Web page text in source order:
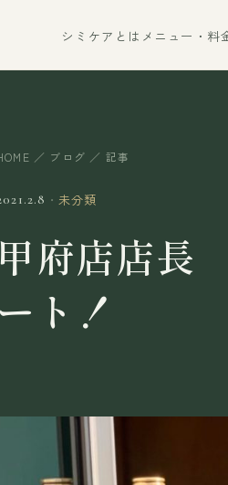
シミケアとは メニュー・料
／ ブログ ／ 記事
・ 未分類
甲府店店
ート！